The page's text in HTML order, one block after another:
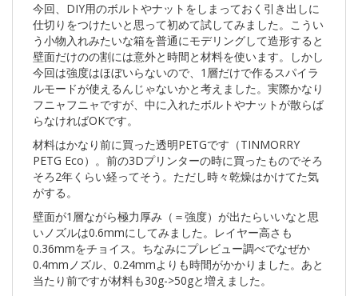
今回、DIY用のボルトやナットをしまっておく引き出しに
仕切りをつけたいと思って初めて試してみました。こうい
う小物入れみたいな箱を普通にモデリングして造形すると
壁面だけのの割には意外と時間と材料を使います。しかし
今回は強度はほぼいらないので、1層だけで作るスパイラ
ルモードが使えるんじゃないかと考えました。実際かなり
フニャフニャですが、中に入れたボルトやナットが散らば
らなければOKです。
材料はかなり前に買った透明PETGです（TINMORRY
PETG Eco）。前の3Dプリンターの時に買ったものでそろ
そろ2年くらい経ってそう。ただし時々乾燥はかけてた気
がする。
壁面が1層ながら極力厚み（＝強度）が出たらいいなと思
いノズルは0.6mmにしてみました。レイヤー高さも
0.36mmをチョイス。ちなみにプレビュー調べでなぜか
0.4mmノズル、0.24mmよりも時間がかかりました。あと
当たり前ですが材料も30g->50gと増えました。